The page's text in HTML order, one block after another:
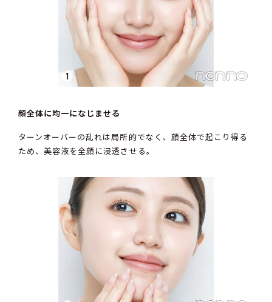
顔全体に均一になじませる
ターンオーバーの乱れは局所的でなく、顔全体で起こり得る
ため、美容液を全顔に浸透させる。